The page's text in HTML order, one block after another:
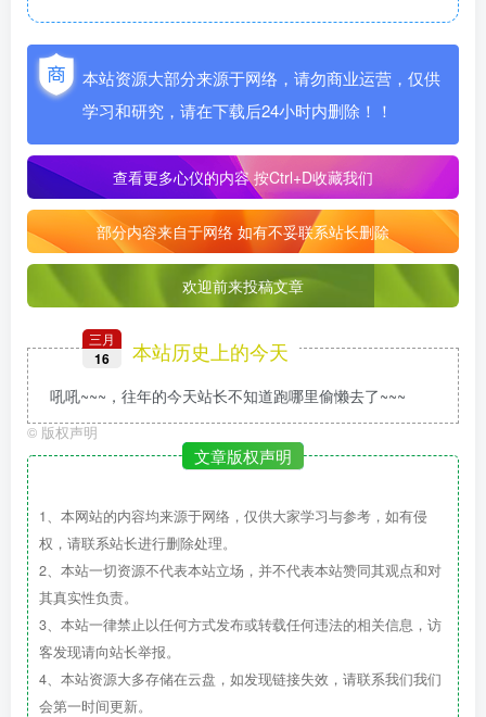
本站资源大部分来源于网络，请勿商业运营，仅供
学习和研究，请在下载后24小时内删除！！
查看更多心仪的内容按Ctrl+D收藏我们
部分内容来自于网络 如有不妥联系站长删除
欢迎前来投稿文章
三月
16 本站历史上的今天
吼吼~~~，往年的今天站长不知道跑哪里偷懒去了~~~
© 版权声明
文章版权声明
1、本网站的内容均来源于网络，仅供大家学习与参考，如有侵
权，请联系站长进行删除处理。
2、本站一切资源不代表本站立场，并不代表本站赞同其观点和对
其真实性负责。
3、本站一律禁止以任何方式发布或转载任何违法的相关信息，访
客发现请向站长举报。
4、本站资源大多存储在云盘，如发现链接失效，请联系我们我们
会第一时间更新。